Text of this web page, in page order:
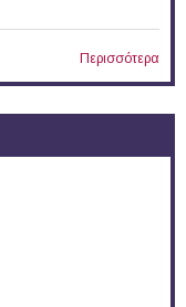
Περισσότερα